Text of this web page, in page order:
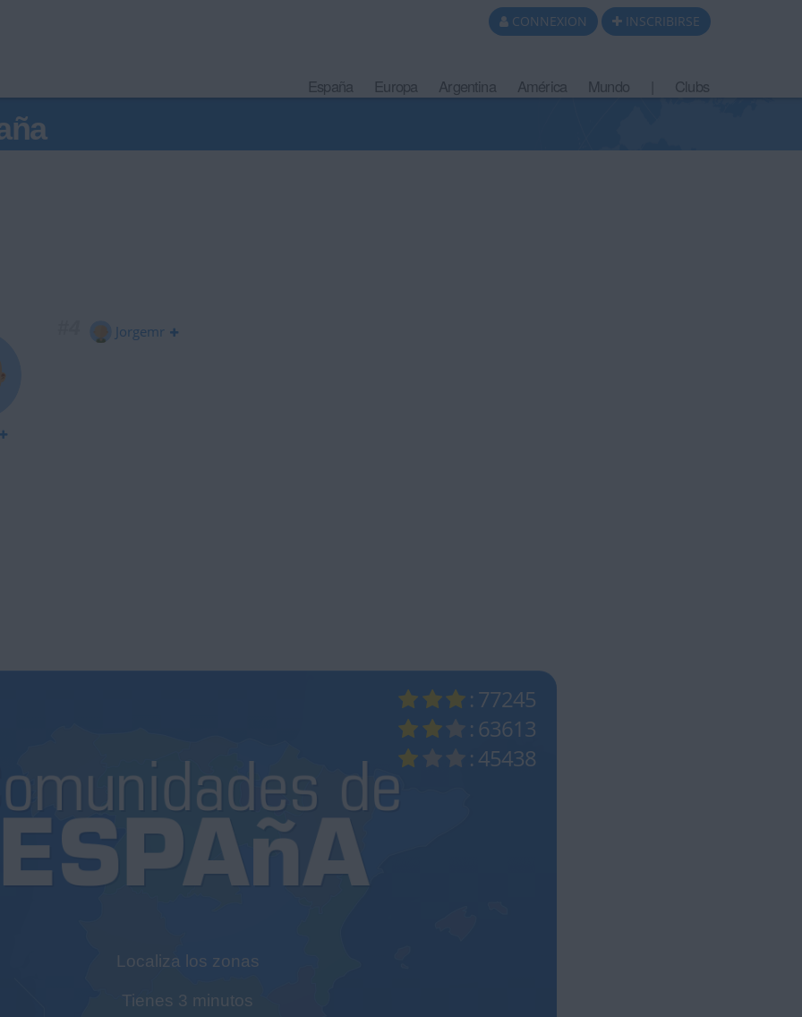
CONNEXION INSCRIBIRSE
España Europa Argentina América Mundo Clubs
Jorgemr
: 77245
: 63613
: 45438
Localiza los zonas
Tienes 3 minutos